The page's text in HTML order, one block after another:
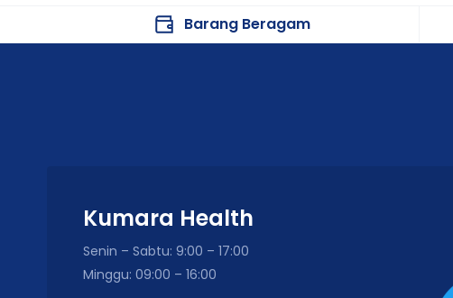
Barang Beragam
Kumara Health
Senin – Sabtu: 9:00 – 17:00
Minggu: 09:00 – 16:00